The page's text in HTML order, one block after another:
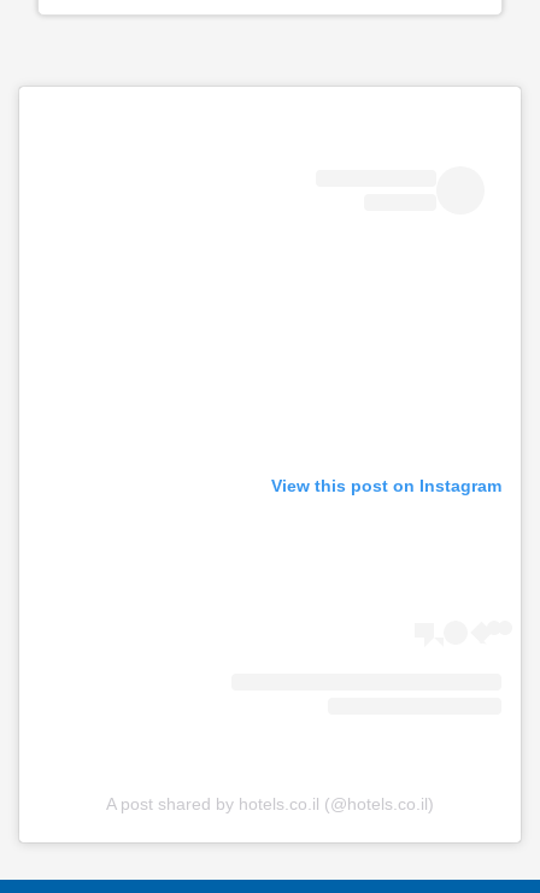
View this post on Instagram
A post shared by hotels.co.il (@hotels.co.il)